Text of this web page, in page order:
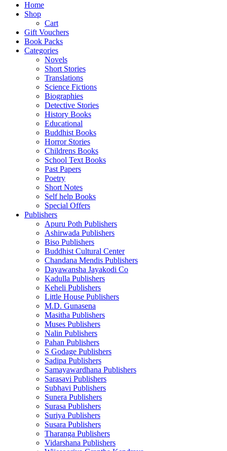
Home
Shop
Cart
Gift Vouchers
Book Packs
Categories
Novels
Short Stories
Translations
Science Fictions
Biographies
Detective Stories
History Books
Educational
Buddhist Books
Horror Stories
Childrens Books
School Text Books
Past Papers
Poetry
Short Notes
Self help Books
Special Offers
Publishers
Apuru Poth Publishers
Ashirwada Publishers
Biso Publishers
Buddhist Cultural Center
Chandana Mendis Publishers
Dayawansha Jayakodi Co
Kadulla Publishers
Keheli Publishers
Little House Publishers
M.D. Gunasena
Masitha Publishers
Muses Publishers
Nalin Publishers
Pahan Publishers
S Godage Publishers
Sadipa Publishers
Samayawardhana Publishers
Sarasavi Publishers
Subhavi Publishers
Sunera Publishers
Surasa Publishers
Suriya Publishers
Susara Publishers
Tharanga Publishers
Vidarshana Publishers